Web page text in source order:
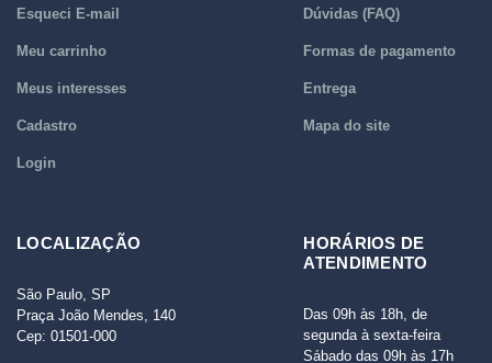
Esqueci E-mail
Meu carrinho
Meus interesses
Cadastro
Login
Dúvidas (FAQ)
Formas de pagamento
Entrega
Mapa do site
LOCALIZAÇÃO
São Paulo, SP
Praça João Mendes, 140
Cep: 01501-000
HORÁRIOS DE
ATENDIMENTO
Das 09h às 18h, de
segunda à sexta-feira
Sábado das 09h às 17h